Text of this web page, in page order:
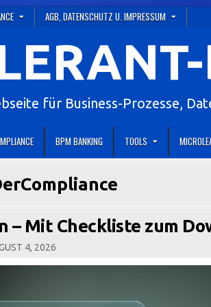
AGB, DATENSCHUTZ U. IMPRESSUM
für Business-Prozesse,
BPM BANKING TOOLS
– Mit Checkliste zum
4, 2026